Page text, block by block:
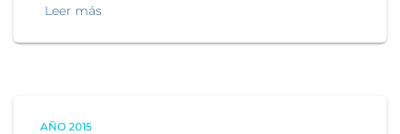
Leer más
AÑO 2015